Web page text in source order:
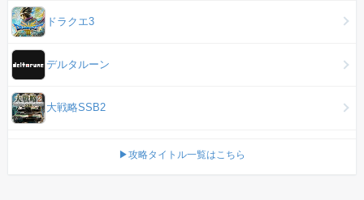
ドラクエ3
デルタルーン
大戦略SSB2
▶攻略タイトル一覧はこちら